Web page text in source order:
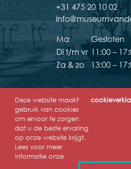
+31 475 20 10 02
Ma
Gesloten
Di t/m vr 11:00 –
Za & zo
13:00 –
Deze website maakt
gebruik van cookies
om ervoor te zorgen
dat u de beste ervaring
op onze website krijgt.
Lees voor meer
informatie onze